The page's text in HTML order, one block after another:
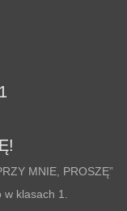
MNIE, PROSZĘ”
klasach 1.